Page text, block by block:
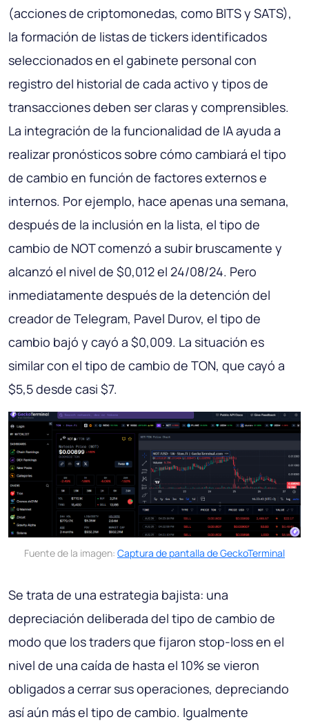
(acciones de criptomonedas, como BITS y SATS),
la formación de listas de tickers identificados
seleccionados en el gabinete personal con
registro del historial de cada activo y tipos de
transacciones deben ser claras y comprensibles.
La integración de la funcionalidad de IA ayuda a
realizar pronósticos sobre cómo cambiará el tipo
de cambio en función de factores externos e
internos. Por ejemplo, hace apenas una semana,
después de la inclusión en la lista, el tipo de
cambio de NOT comenzó a subir bruscamente y
alcanzó el nivel de $0,012 el 24/08/24. Pero
inmediatamente después de la detención del
creador de Telegram, Pavel Durov, el tipo de
cambio bajó y cayó a $0,009. La situación es
similar con el tipo de cambio de TON, que cayó a
$5,5 desde casi $7.
Fuente de la imagen: Captura de pantalla de GeckoTerminal
Se trata de una estrategia bajista: una
depreciación deliberada del tipo de cambio de
modo que los traders que fijaron stop-loss en el
nivel de una caída de hasta el 10% se vieron
obligados a cerrar sus operaciones, depreciando
así aún más el tipo de cambio. Igualmente